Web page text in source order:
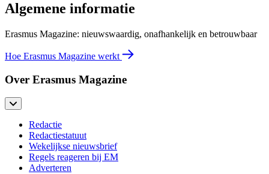
Algemene informatie
Erasmus Magazine: nieuwswaardig, onafhankelijk en betrouwbaar
Hoe Erasmus Magazine werkt
Over Erasmus Magazine
Redactie
Redactiestatuut
Wekelijkse nieuwsbrief
Regels reageren bij EM
Adverteren